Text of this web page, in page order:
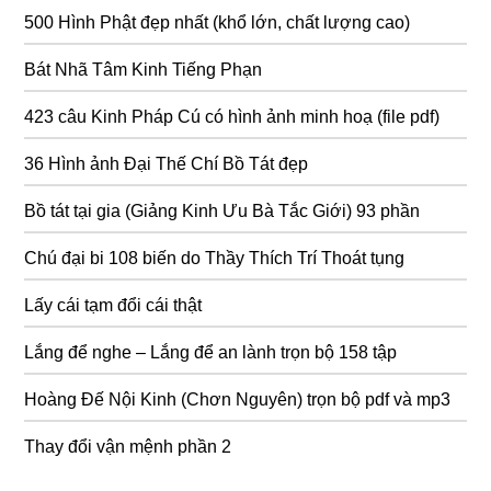
500 Hình Phật đẹp nhất (khổ lớn, chất lượng cao)
Bát Nhã Tâm Kinh Tiếng Phạn
423 câu Kinh Pháp Cú có hình ảnh minh hoạ (file pdf)
36 Hình ảnh Đại Thế Chí Bồ Tát đẹp
Bồ tát tại gia (Giảng Kinh Ưu Bà Tắc Giới) 93 phần
Chú đại bi 108 biến do Thầy Thích Trí Thoát tụng
Lấy cái tạm đổi cái thật
Lắng để nghe – Lắng để an lành trọn bộ 158 tập
Hoàng Đế Nội Kinh (Chơn Nguyên) trọn bộ pdf và mp3
Thay đổi vận mệnh phần 2